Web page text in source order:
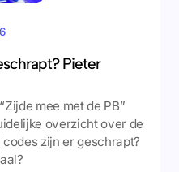
Pieter
mee met de PB”
overzicht over de
zijn er geschrapt?